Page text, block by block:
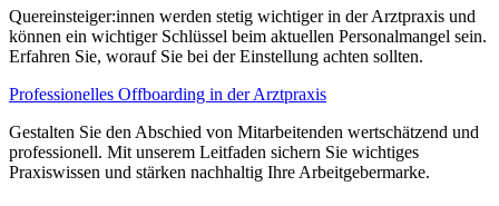
Quereinsteiger:innen werden stetig wichtiger in der Arztpraxis und
können ein wichtiger Schlüssel beim aktuellen Personalmangel sein.
Erfahren Sie, worauf Sie bei der Einstellung achten sollten.
Professionelles Offboarding in der Arztpraxis
Gestalten Sie den Abschied von Mitarbeitenden wertschätzend und
professionell. Mit unserem Leitfaden sichern Sie wichtiges
Praxiswissen und stärken nachhaltig Ihre Arbeitgebermarke.